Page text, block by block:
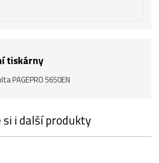
tiskárny
PAGEPRO 5650EN
i další produkty